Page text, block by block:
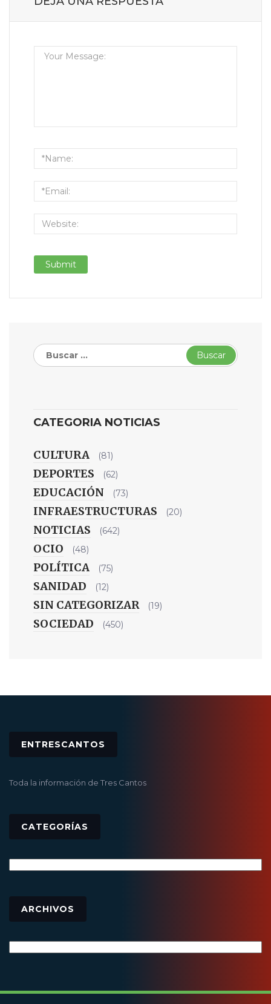
Buscar:
CATEGORIA NOTICIAS
CULTURA (81)
DEPORTES (62)
EDUCACIÓN (73)
INFRAESTRUCTURAS (20)
NOTICIAS (642)
OCIO (48)
POLÍTICA (75)
SANIDAD (12)
SIN CATEGORIZAR (19)
SOCIEDAD (450)
ENTRESCANTOS
Toda la información de Tres Cantos
CATEGORÍAS
ARCHIVOS